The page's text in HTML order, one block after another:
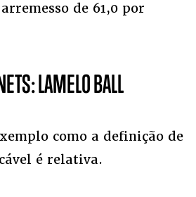
de 61,0 por
LAMELO BALL
como a definição de
é relativa.